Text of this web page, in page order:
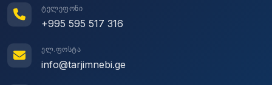
ᲢᲔᲚᲔᲤᲝᲜᲘ
+995 595 517 316
ᲔᲚ.ᲤᲝᲡᲢᲐ
info@tarjimnebi.ge